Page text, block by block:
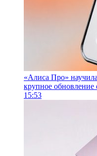
«Алиса Про»
крупное обновление
15:53